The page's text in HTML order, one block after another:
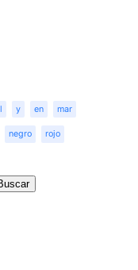
y en mar
negro rojo